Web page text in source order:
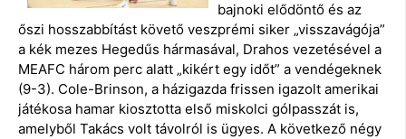
bajnoki elődöntő és az
őszi hosszabbítást követő veszprémi siker „visszavágója”
a kék mezes Hegedűs hármasával, Drahos vezetésével a
MEAFC három perc alatt „kikért egy időt” a vendégeknek
(9-3). Cole-Brinson, a házigazda frissen igazolt amerikai
játékosa hamar kiosztotta első miskolci gólpasszát is,
amelyből Takács volt távolról is ügyes. A következő négy